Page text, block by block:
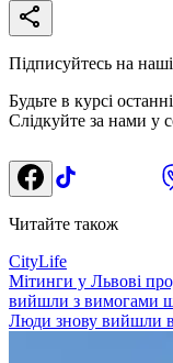
Підписуйтесь на
Будьте в курсі
Слідкуйте за нами у
Читайте також
CityLife
Мітинги у Львові
вийшли з вимогами
Люди знову вийшли в